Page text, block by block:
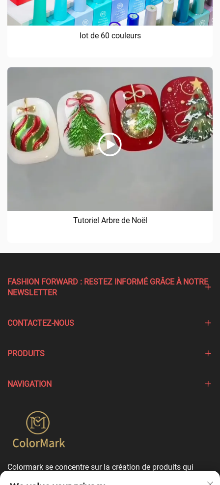
lot de 60 couleurs
Tutoriel Arbre de Noël
FASHION FORWARD : RESTEZ INFORMÉ GRÂCE À NOTRE
NEWSLETTER
CONTACTEZ-NOUS
PRODUITS
NAVIGATION
Colormark se concentre sur la création de produits qui